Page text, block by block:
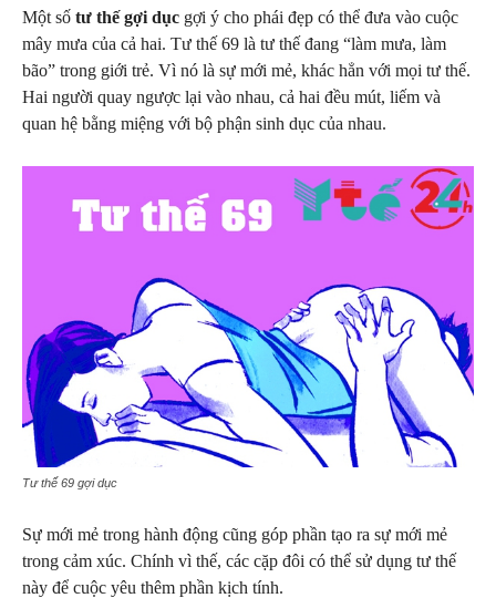
Một số tư thế gợi dục gợi ý cho phái đẹp có thể đưa vào cuộc
mây mưa của cả hai. Tư thế 69 là tư thế đang “làm mưa, làm
bão” trong giới trẻ. Vì nó là sự mới mẻ, khác hẳn với mọi tư thế.
Hai người quay ngược lại vào nhau, cả hai đều mút, liếm và
quan hệ bằng miệng với bộ phận sinh dục của nhau.
Tư thế 69 gợi dục
Sự mới mẻ trong hành động cũng góp phần tạo ra sự mới mẻ
trong cảm xúc. Chính vì thế, các cặp đôi có thể sử dụng tư thế
này để cuộc yêu thêm phần kịch tính.